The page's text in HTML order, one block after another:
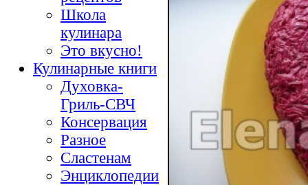
Школа
кулинара
Это вкусно!
Кулинарные книги
Духовка-
Гриль-СВЧ
Консервация
Разное
Сластенам
Энциклопедии